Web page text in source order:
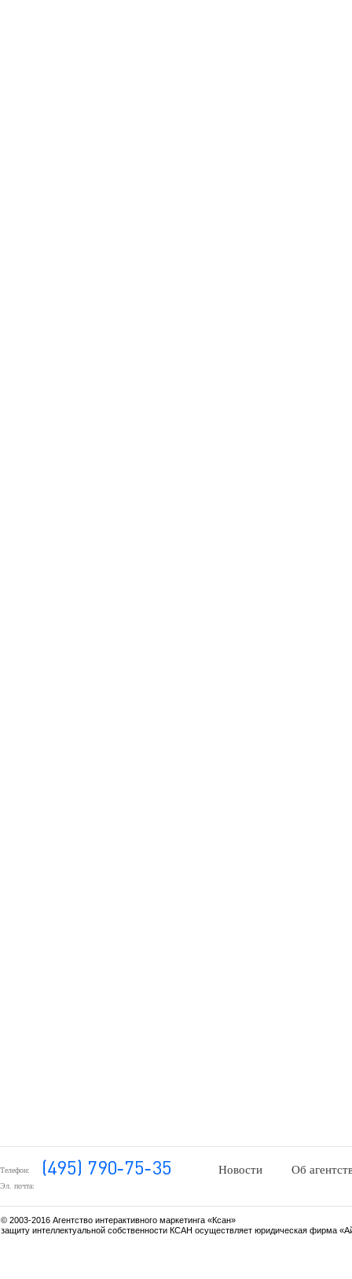
Телефон:
Эл. почта:
Новости Об
© 2003-2016 Агентство интерактивного маркетинга «Ксан»
защиту интеллектуальной собственности КСАН осуществляет юридическая фирма